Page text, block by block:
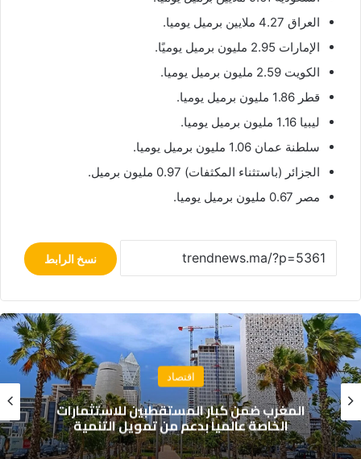
العراق 4.27 ملايين برميل يوميا.
الإمارات 2.95 مليون برميل يوميًا.
الكويت 2.59 مليون برميل يوميا.
قطر 1.86 مليون برميل يوميا.
ليبيا 1.16 مليون برميل يوميا.
سلطنة عمان 1.06 مليون برميل يوميا.
الجزائر (باستثناء المكثفات) 0.97 مليون برميل.
مصر 0.67 مليون برميل يوميا.
نسخ الرابط
اقتصاد
المغرب ضمن كبار المستقطبين للاستثمارات
الخاصة عالمياً بدعم من تمويل التنمية